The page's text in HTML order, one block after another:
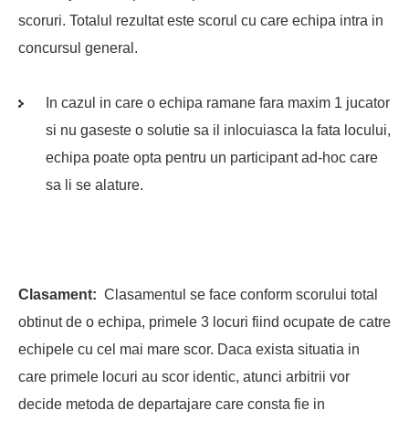
scoruri. Totalul rezultat este scorul cu care echipa intra in
concursul general.
In cazul in care o echipa ramane fara maxim 1 jucator
si nu gaseste o solutie sa il inlocuiasca la fata locului,
echipa poate opta pentru un participant ad-hoc care
sa li se alature.
Clasament: Clasamentul se face conform scorului total
obtinut de o echipa, primele 3 locuri fiind ocupate de catre
echipele cu cel mai mare scor. Daca exista situatia in
care primele locuri au scor identic, atunci arbitrii vor
decide metoda de departajare care consta fie in